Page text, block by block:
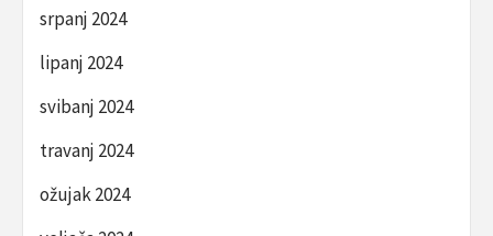
srpanj 2024
lipanj 2024
svibanj 2024
travanj 2024
ožujak 2024